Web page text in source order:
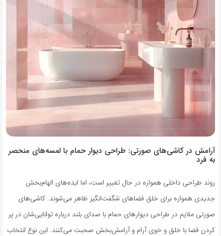
آرامش در کاشی‌های صورتی: طراحی دیوار حمام با لمسه‌های منحصر
به فرد
روند طراحی داخلی همواره در حال تغییر است، اما ایده‌های الهام‌بخش
جدیدی همواره برای خلق فضاهای شگفت‌انگیز ظاهر می‌شوند. کاشی‌های
صورتی ملایم در طراحی دیوارهای حمام با صدای بلند درباره توانایی‌شان در پر
کردن فضا با خلق و خوی آرام و آرامش‌بخش صحبت می‌کنند. این نوع انتخاب